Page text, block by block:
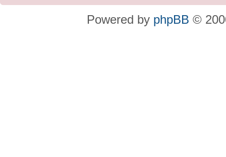
Powered by phpBB ©